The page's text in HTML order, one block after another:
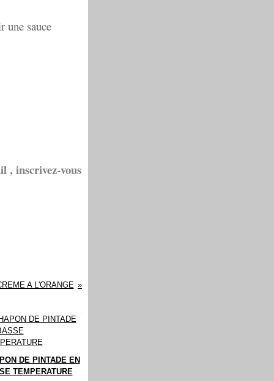
une sauce
, inscrivez-vous
A L'ORANGE
DE PINTADE EN
TEMPERATURE